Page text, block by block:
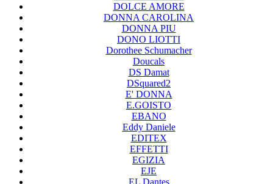
DOLCE AMORE
DONNA CAROLINA
DONNA PIU
DONO LIOTTI
Dorothee Schumacher
Doucals
DS Damat
DSquared2
E' DONNA
E.GOISTO
EBANO
Eddy Daniele
EDITEX
EFFETTI
EGIZIA
EJE
EL Dantes